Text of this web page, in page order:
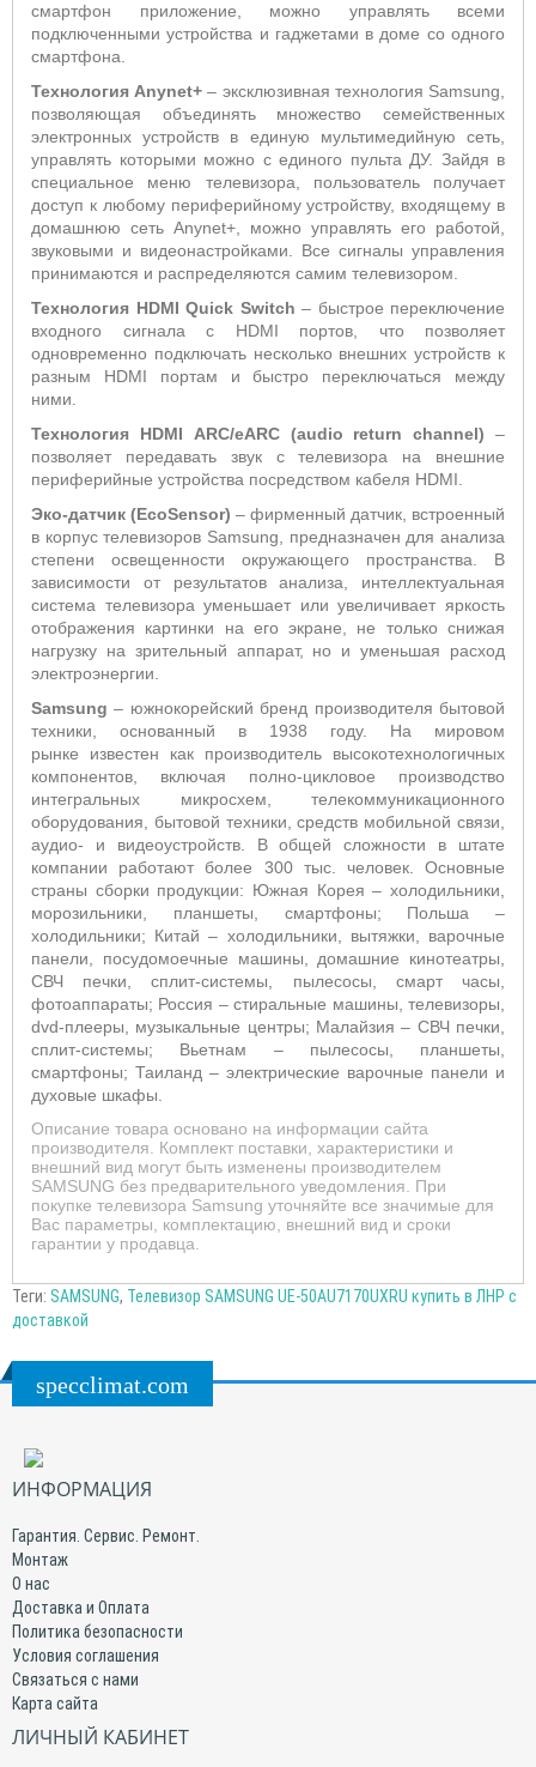
смартфон приложение, можно управлять всеми
подключенными устройства и гаджетами в доме со одного
смартфона.
Технология Anynet+ – эксклюзивная технология Samsung,
позволяющая объединять множество семейственных
электронных устройств в единую мультимедийную сеть,
управлять которыми можно с единого пульта ДУ. Зайдя в
специальное меню телевизора, пользователь получает
доступ к любому периферийному устройству, входящему в
домашнюю сеть Anynet+, можно управлять его работой,
звуковыми и видеонастройками. Все сигналы управления
принимаются и распределяются самим телевизором.
Технология HDMI Quick Switch – быстрое переключение
входного сигнала с HDMI портов, что позволяет
одновременно подключать несколько внешних устройств к
разным HDMI портам и быстро переключаться между
ними.
Технология HDMI ARC/eARC(audio return channel) –
позволяет передавать звук с телевизора на внешние
периферийные устройства посредством кабеля HDMI.
Эко-датчик (EcoSensor) – фирменный датчик, встроенный
в корпус телевизоров Samsung, предназначен для анализа
степени освещенности окружающего пространства. В
зависимости от результатов анализа, интеллектуальная
система телевизора уменьшает или увеличивает яркость
отображения картинки на его экране, не только снижая
нагрузку на зрительный аппарат, но и уменьшая расход
электроэнергии.
Samsung – южнокорейский бренд производителя бытовой
техники, основанный в 1938 году. На мировом
рынке известен как производитель высокотехнологичных
компонентов, включая полно-цикловое производство
интегральных микросхем, телекоммуникационного
оборудования, бытовой техники, средств мобильной связи,
аудио- и видеоустройств. В общей сложности в штате
компании работают более 300 тыс. человек. Основные
страны сборки продукции: Южная Корея – холодильники,
морозильники, планшеты, смартфоны; Польша –
холодильники; Китай – холодильники, вытяжки, варочные
панели, посудомоечные машины, домашние кинотеатры,
СВЧ печки, сплит-системы, пылесосы, смарт часы,
фотоаппараты; Россия – стиральные машины, телевизоры,
dvd-плееры, музыкальные центры; Малайзия – СВЧ печки,
сплит-системы; Вьетнам – пылесосы, планшеты,
смартфоны; Таиланд – электрические варочные панели и
духовые шкафы.
Описание товара основано на информации сайта
производителя. Комплект поставки, характеристики и
внешний вид могут быть изменены производителем
SAMSUNG без предварительного уведомления. При
покупке телевизора Samsung уточняйте все значимые для
Вас параметры, комплектацию, внешний вид и сроки
гарантии у продавца.
Теги: SAMSUNG, Телевизор SAMSUNG UE-50AU7170UXRU купить в ЛНР с
доставкой
specclimat.com
ИНФОРМАЦИЯ
Гарантия. Сервис. Ремонт.
Монтаж
О нас
Доставка и Оплата
Политика безопасности
Условия соглашения
Связаться с нами
Карта сайта
ЛИЧНЫЙ КАБИНЕТ